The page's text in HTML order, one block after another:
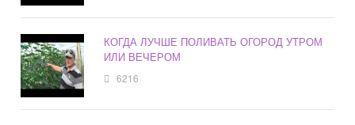
КОГДА ЛУЧШЕ ПОЛИВАТЬ ОГОРОД УТРОМ
ИЛИ ВЕЧЕРОМ
6216